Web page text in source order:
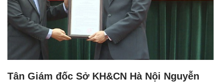
Tân Giám đốc Sở KH&CN Hà Nội Nguyễn